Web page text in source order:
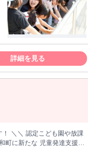
がするため、 初めての方も
職員同士で協力しなが
詳細を見る